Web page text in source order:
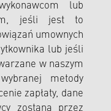
lub
jeśli jest to
umownych
lub jeśli
w naszym
metody
zapłaty, dane
zostaną przez